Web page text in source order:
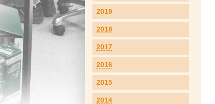
2019
2018
2017
2016
2015
2014